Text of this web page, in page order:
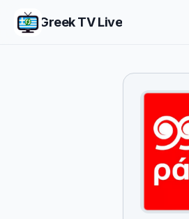
Greek TV Live